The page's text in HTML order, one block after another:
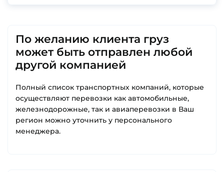
По желанию клиента груз
может быть отправлен любой
другой компанией
Полный список транспортных компаний, которые
осуществляют перевозки как автомобильные,
железнодорожные, так и авиаперевозки в Ваш
регион можно уточнить у персонального
менеджера.